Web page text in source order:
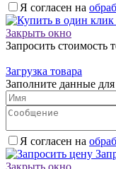
Я согласен на
Закрыть окно
Запросить стоимость
Загрузка товара
Заполните данные
Я согласен на